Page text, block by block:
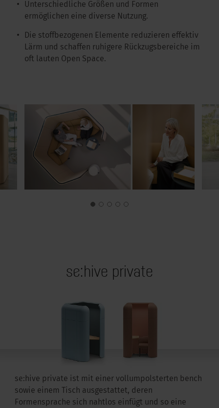
Unterschiedliche Größen und Formen
ermöglichen eine diverse Nutzung.
Die stoffbezogenen Elemente reduzieren effektiv
Lärm und schaffen ruhigere Rückzugsbereiche im
oft lauten Open Space.
se:hive private
se:hive private ist mit einer vollumpolsterten bench
sowie einem Tisch ausgestattet, deren
Formensprache sich nahtlos einfügt und so eine